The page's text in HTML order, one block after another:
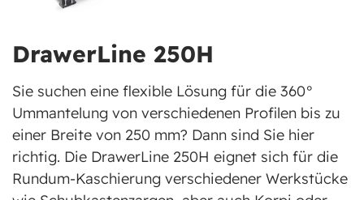
DrawerLine 250H
Sie suchen eine flexible Lösung für die 360°
Ummantelung von verschiedenen Profilen bis zu
einer Breite von 250 mm? Dann sind Sie hier
richtig. Die DrawerLine 250H eignet sich für die
Rundum-Kaschierung verschiedener Werkstücke